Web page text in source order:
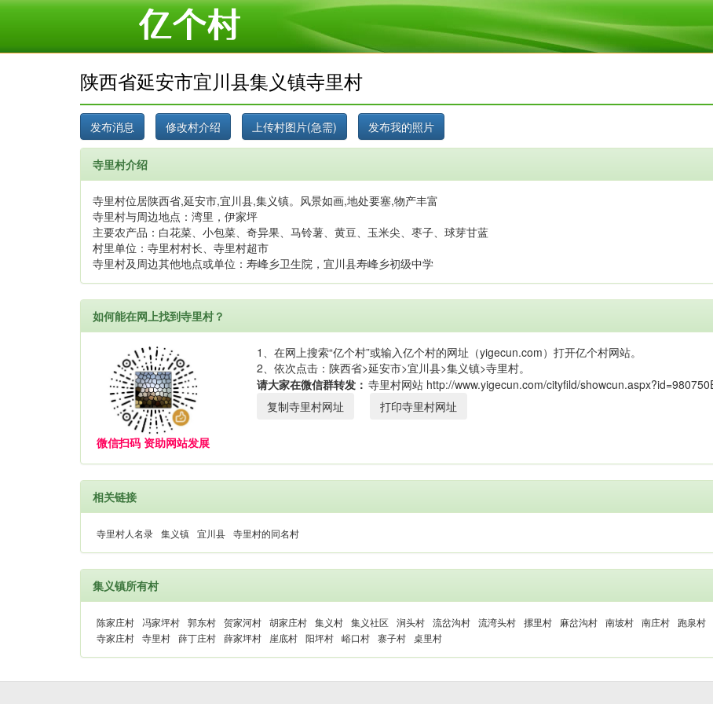
陕西省延安市宜川县集义镇寺里村
寺里村介绍
寺里村位居陕西省,延安市,宜川县,集义镇。风景如画,地处要塞,物产丰富
寺里村与周边地点：湾里，伊家坪
主要农产品：白花菜、小包菜、奇异果、马铃薯、黄豆、玉米尖、枣子、球芽甘蓝
村里单位：寺里村村长、寺里村超市
寺里村及周边其他地点或单位：寿峰乡卫生院，宜川县寿峰乡初级中学
如何能在网上找到寺里村？
微信扫码 资助网站发展
1、在网上搜索“亿个村”或输入亿个村的网址（yigecun.com）打开亿个村网站。
2、依次点击：陕西省>延安市>宜川县>集义镇>寺里村。
请大家在微信群转发：
复制寺里村网址
打印寺里村网址
相关链接
寺里村人名录 集义镇 宜川县 寺里村的同名村
集义镇所有村
陈家庄村 冯家坪村 郭东村 贺家河村 胡家庄村 集义村 集义社区 涧头村 流岔沟村 流湾头村 摞里村 麻岔沟村 南坡村 南庄村 跑泉村
寺家庄村 寺里村 薛丁庄村 薛家坪村 崖底村 阳坪村 峪口村 寨子村 桌里村